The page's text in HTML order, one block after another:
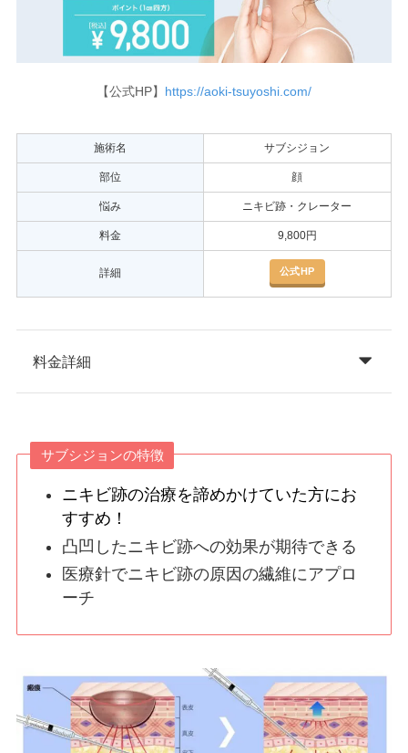
【公式HP】 https://aoki-tsuyoshi.com/
施術名 サブシジョン
部位 顔
悩み ニキビ跡・クレーター
料金 9,800円
詳細 公式HP
料金詳細
サブシジョンの特徴
ニキビ跡の治療を諦めかけていた方にお
すすめ！
凸凹したニキビ跡への効果が期待できる
医療針でニキビ跡の原因の繊維にアプロ
ーチ